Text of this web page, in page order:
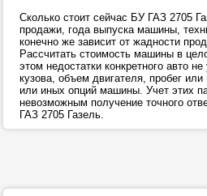
Сколько стоит сейчас БУ ГАЗ 2705
продажи, года выпуска машины,
конечно же зависит от жадности
Рассчитать стоимость машины в
этом недостатки конкретного авто
кузова, объем двигателя, пробег
или иных опций машины. Учет этих
невозможным получение точного
ГАЗ 2705 Газель.